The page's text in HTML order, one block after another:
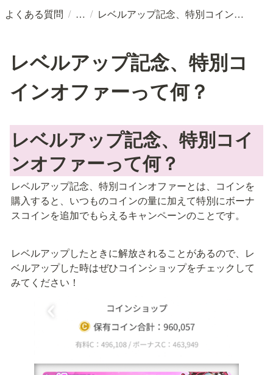
よくある質問 / / レベルアップ記念、特別コインオファーって何？
レベルアップ記念、特別コ
インオファーって何？
レベルアップ記念、特別コイ
ンオファーって何？
レベルアップ記念、特別コインオファーとは、コインを
購入すると、いつものコインの量に加えて特別にボーナ
スコインを追加でもらえるキャンペーンのことです。
レベルアップしたときに解放されることがあるので、レ
ベルアップした時はぜひコインショップをチェックして
みてください！